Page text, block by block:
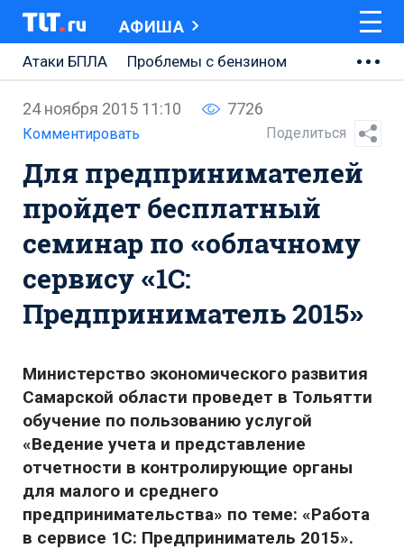
АФИША
Атаки БПЛА
Проблемы с бензином
АВТОВАЗ
Ремонт Центральной площади
Ремонт Обводного шоссе
Набережная Тольятти
Неделя Тольятти
24 ноября 2015 11:10 7726
Комментировать Поделиться
Для предпринимателей
пройдет бесплатный
семинар по «облачному
сервису «1С:
Предприниматель 2015»
Министерство экономического развития
Самарской области проведет в Тольятти
обучение по пользованию услугой
«Ведение учета и представление
отчетности в контролирующие органы
для малого и среднего
предпринимательства» по теме: «Работа
в сервисе 1С: Предприниматель 2015».